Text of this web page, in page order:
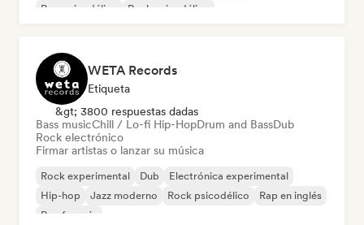
Pop psicodélico
Rock psicodélico
WETA Records
Etiqueta
&gt; 3800 respuestas dadas
Bass musicChill / Lo-fi Hip-HopDrum and BassDub
Rock electrónico
Firmar artistas o lanzar su música
Rock experimental Dub
Electrónica experimental
Hip-hop
Jazz moderno Rock psicodélico
Rap en inglés
Rap francés